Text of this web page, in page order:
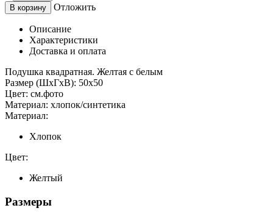
В корзину Отложить
Описание
Характеристики
Доставка и оплата
Подушка квадратная. Желтая с белым
Размер (ШхГхВ): 50х50
Цвет: см.фото
Материал: хлопок/синтетика
Материал:
Хлопок
Цвет:
Желтый
Размеры